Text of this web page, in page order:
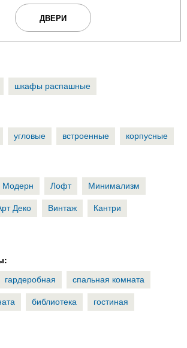
ДВЕРИ
шкафы распашные
угловые встроенные корпусные
Модерн Лофт
Минимализм
Деко Винтаж
Кантри
гардеробная
спальная комната
библиотека
гостиная